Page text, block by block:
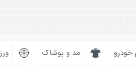
خودرو مد و پوشاک